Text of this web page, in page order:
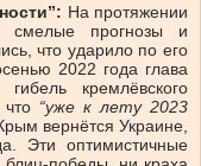
На протяжении
смелые прогнозы и
что ударило по его
2022 года глава
кремлёвского
“уже к лету 2023
вернётся Украине,
Эти оптимистичные